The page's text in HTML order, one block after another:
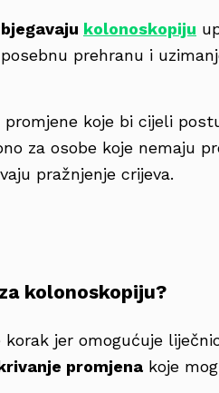
kolonoskopiju
prehranu i
promjene koje bi cijeli
za osobe koje nemaju
pražnjenje crijeva.
kolonoskopiju?
jer omogućuje
promjena koje